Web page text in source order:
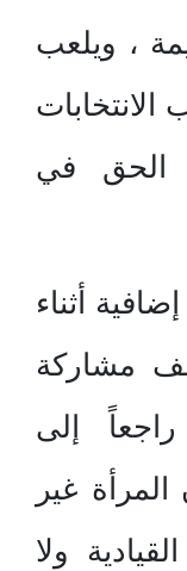
، ويلعب
الحق في
أثناء
مشاركة
راجعاً إلى
المرأة غير
ولا